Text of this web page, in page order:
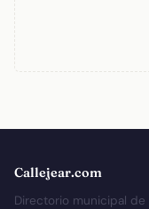
Callejear.com
Directorio municipal